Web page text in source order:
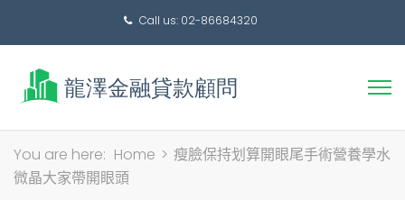
Call us: 02-86684320
搜
You are here: Home > 瘦臉保持划算開眼尾手術營養學水
微晶大家帶開眼頭